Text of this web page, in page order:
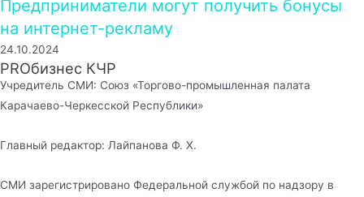
Предприниматели могут получить бонусы
на интернет-рекламу
24.10.2024
PROбизнес КЧР
Учредитель СМИ: Союз «Торгово-промышленная палата
Карачаево-Черкесской Республики»
Главный редактор: Лайпанова Ф. Х.
СМИ зарегистрировано Федеральной службой по надзору в